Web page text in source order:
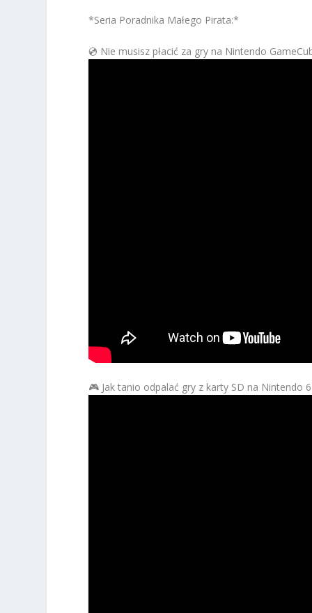
*Seria Poradnika Małego Pirata:*
💿 Nie musisz płacić za gry na Nintendo
🎮 Jak tanio odpalać gry z karty SD na Nintendo